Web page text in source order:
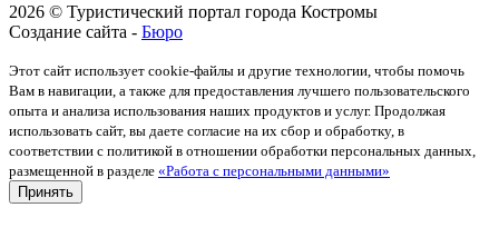
2026 © Туристический портал города Костромы
Создание сайта - Бюро
Этот сайт использует cookie-файлы и другие технологии, чтобы помочь
Вам в навигации, а также для предоставления лучшего пользовательского
опыта и анализа использования наших продуктов и услуг. Продолжая
использовать сайт, вы даете согласие на их сбор и обработку, в
соответствии с политикой в отношении обработки персональных данных,
размещенной в разделе «Работа с персональными данными»
Принять